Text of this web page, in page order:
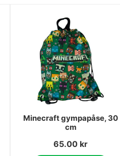
Minecraft gympapåse, 30
cm
65.00 kr